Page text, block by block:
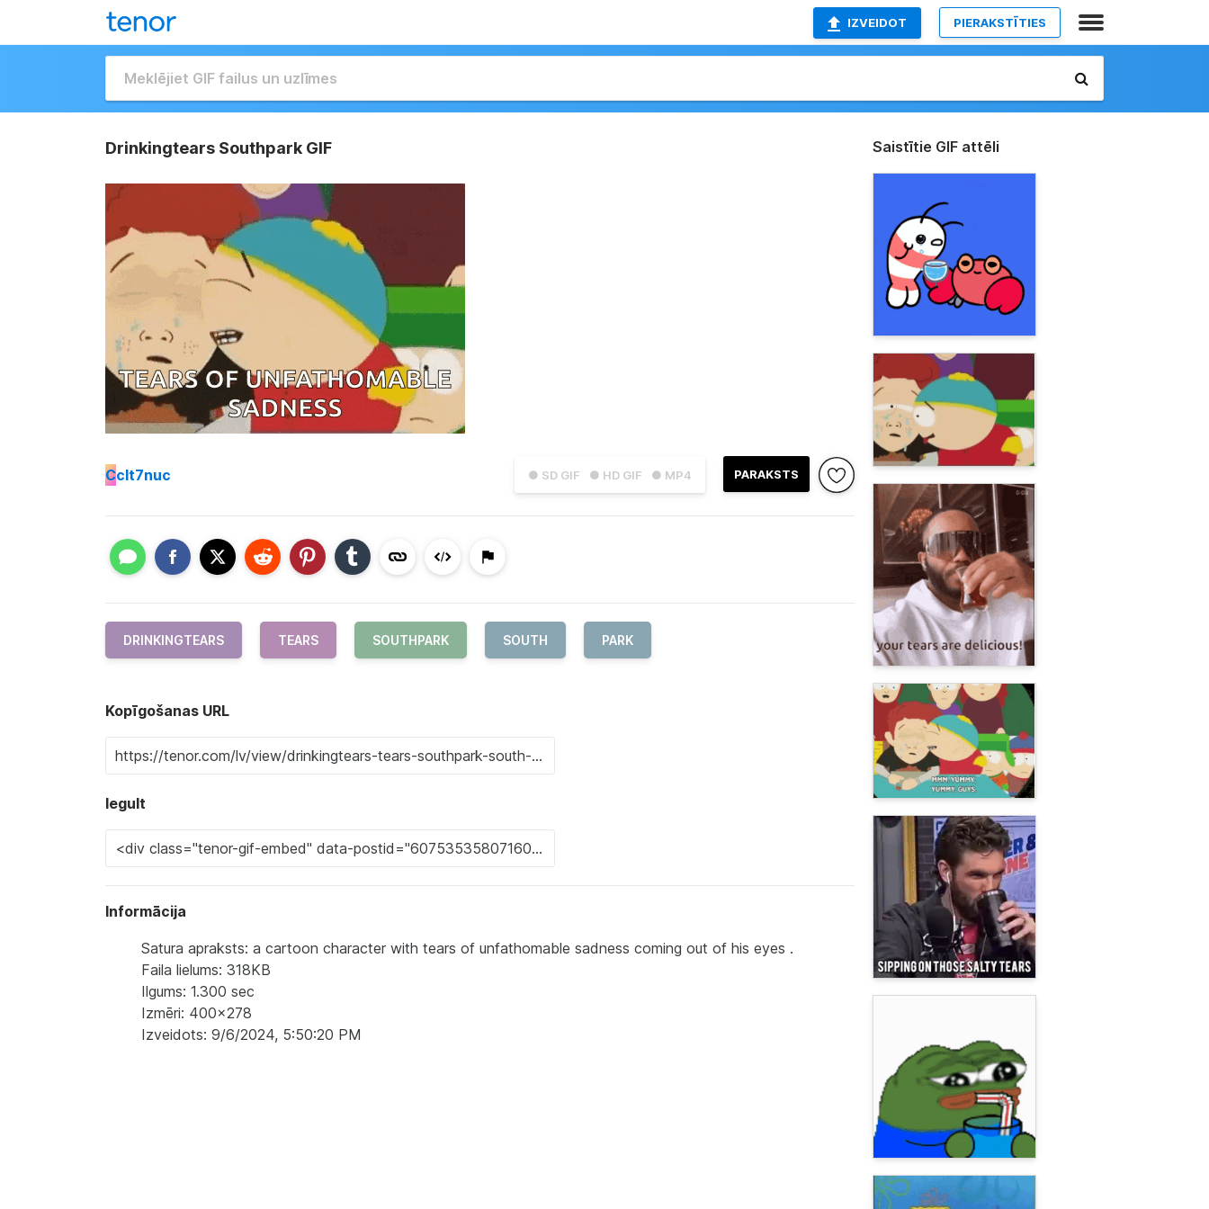
IZVEIDOT PIERAKSTĪTIES
Drinkingtears Southpark GIF
● SD GIF ● HD GIF ● MP4 PARAKSTS
Cclt7nuc
DRINKINGTEARS TEARS SOUTHPARK SOUTH PARK
Kopīgošanas URL
Iegult
Informācija
Satura apraksts: a cartoon character with tears of unfathomable sadness coming out of his eyes .
Faila lielums: 318KB
Ilgums: 1.300 sec
Izmēri: 400x278
Izveidots: 9/6/2024, 5:50:20 PM
Saistītie GIF attēli